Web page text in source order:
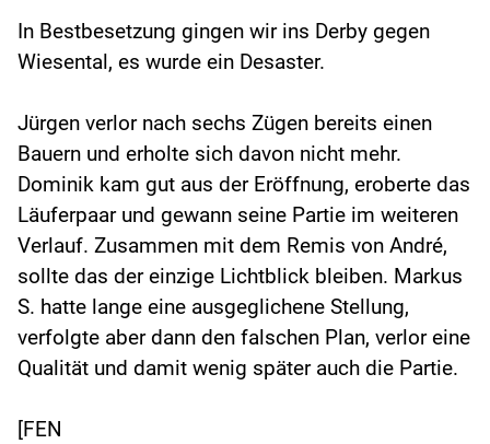
In Bestbesetzung gingen wir ins Derby gegen
Wiesental, es wurde ein Desaster.
Jürgen verlor nach sechs Zügen bereits einen
Bauern und erholte sich davon nicht mehr.
Dominik kam gut aus der Eröffnung, eroberte das
Läuferpaar und gewann seine Partie im weiteren
Verlauf. Zusammen mit dem Remis von André,
sollte das der einzige Lichtblick bleiben. Markus
S. hatte lange eine ausgeglichene Stellung,
verfolgte aber dann den falschen Plan, verlor eine
Qualität und damit wenig später auch die Partie.
[FEN